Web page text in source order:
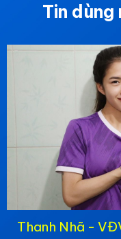
Tin dùng
Thanh Nhã -